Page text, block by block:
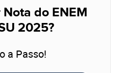
do ENEM
2025?
a Passo!